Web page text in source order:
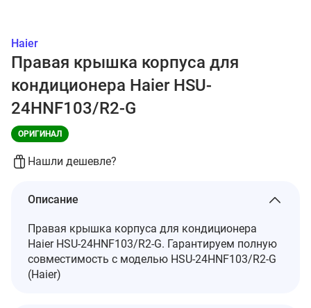
Haier
Правая крышка корпуса для
кондиционера Haier HSU-
24HNF103/R2-G
ОРИГИНАЛ
Нашли дешевле?
Описание
Правая крышка корпуса для кондиционера
Haier HSU-24HNF103/R2-G. Гарантируем полную
совместимость с моделью HSU-24HNF103/R2-G
(Haier)